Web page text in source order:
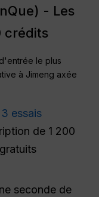
- Les
crédits
le plus
à Jimeng axée
3 essais
de 1 200
seconde de